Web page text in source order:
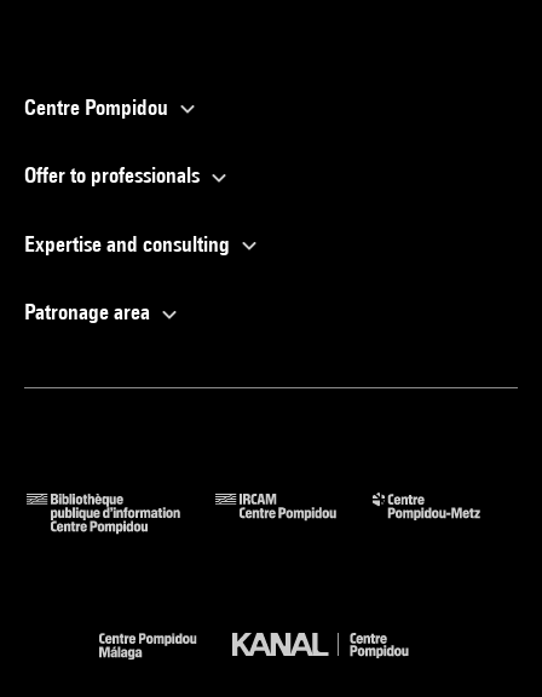
Centre Pompidou
Offer to professionals
Expertise and consulting
Patronage area